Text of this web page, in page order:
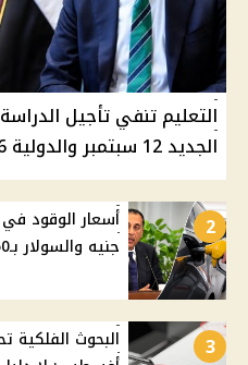
التعليم تنفي تأجيل
الجديد 12 سبتمبر والدولية 6 سبتمبر
2
جنيه والسولار بـ20.50 جنيه
3